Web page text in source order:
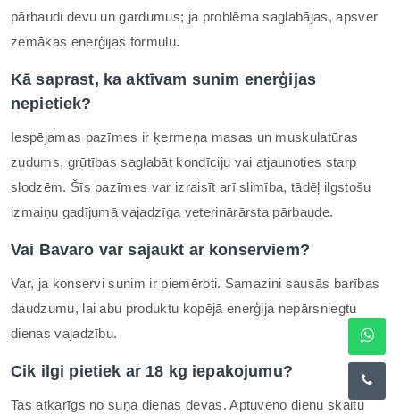
pārbaudi devu un gardumus; ja problēma saglabājas, apsver
zemākas enerģijas formulu.
Kā saprast, ka aktīvam sunim enerģijas
nepietiek?
Iespējamas pazīmes ir ķermeņa masas un muskulatūras
zudums, grūtības saglabāt kondīciju vai atjaunoties starp
slodzēm. Šīs pazīmes var izraisīt arī slimība, tādēļ ilgstošu
izmaiņu gadījumā vajadzīga veterinārārsta pārbaude.
Vai Bavaro var sajaukt ar konserviem?
Var, ja konservi sunim ir piemēroti. Samazini sausās barības
daudzumu, lai abu produktu kopējā enerģija nepārsniegtu
dienas vajadzību.
Cik ilgi pietiek ar 18 kg iepakojumu?
Tas atkarīgs no suņa dienas devas. Aptuveno dienu skaitu